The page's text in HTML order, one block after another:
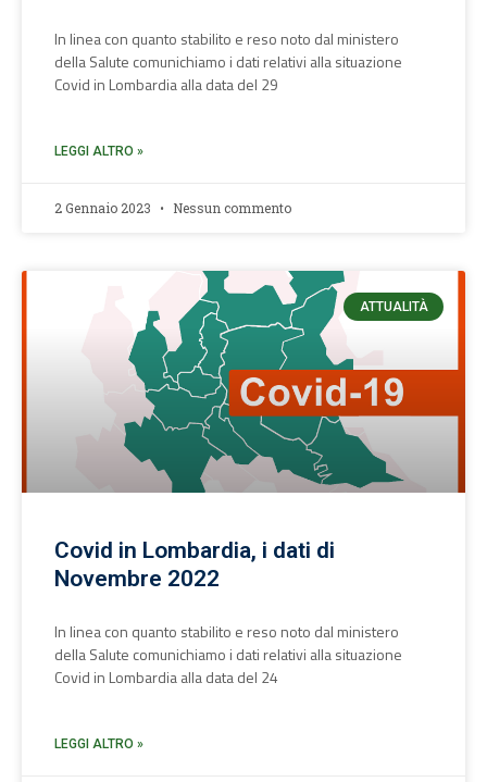
In linea con quanto stabilito e reso noto dal ministero
della Salute comunichiamo i dati relativi alla situazione
Covid in Lombardia alla data del 29
LEGGI ALTRO »
2 Gennaio 2023 Nessun commento
ATTUALITÀ
Covid in Lombardia, i dati di
Novembre 2022
In linea con quanto stabilito e reso noto dal ministero
della Salute comunichiamo i dati relativi alla situazione
Covid in Lombardia alla data del 24
LEGGI ALTRO »